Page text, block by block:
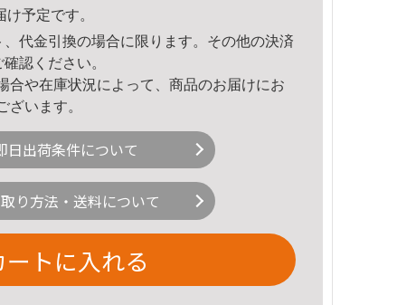
予定です。
代金引換の場合に限ります。その他の決済
確認ください。
合や在庫状況によって、商品のお届けにお
ざいます。
日出荷条件について
り方法・送料について
ートに入れる